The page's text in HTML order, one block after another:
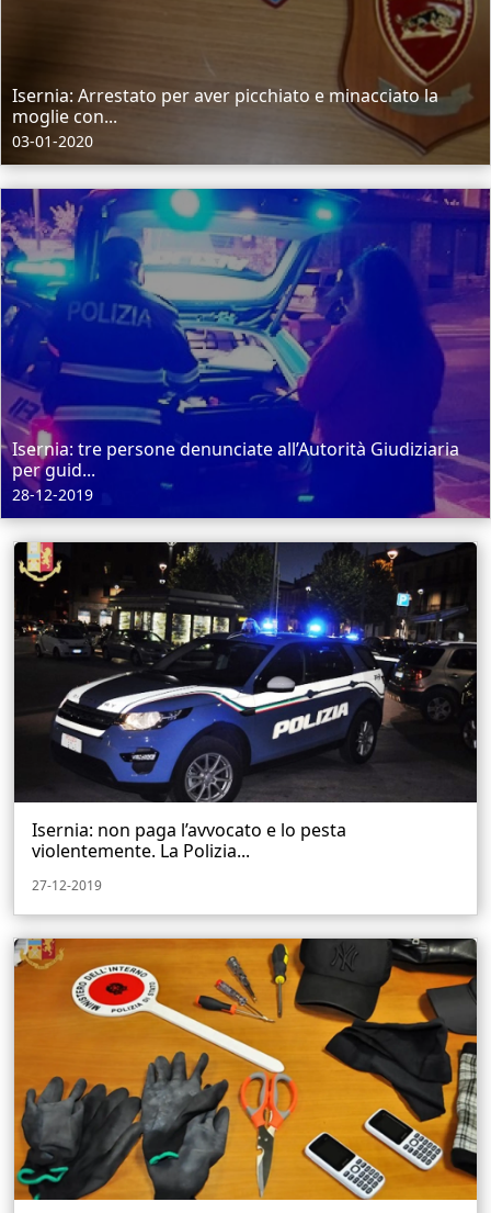
Isernia: Arrestato per aver picchiato e minacciato la
moglie con...
03-01-2020
Isernia: tre persone denunciate all’Autorità Giudiziaria
per guid...
28-12-2019
Isernia: non paga l’avvocato e lo pesta
violentemente. La Polizia...
27-12-2019